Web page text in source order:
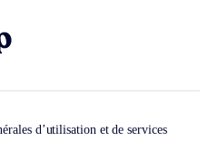
d’utilisation et de services